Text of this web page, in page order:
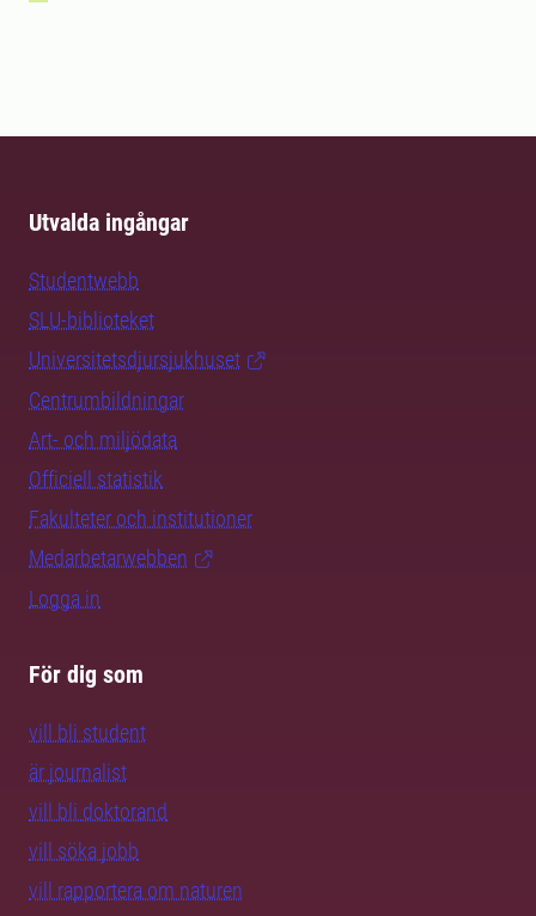
Utvalda ingångar
Studentwebb
SLU-biblioteket
Universitetsdjursjukhuset
Centrumbildningar
Art- och miljödata
Officiell statistik
Fakulteter och institutioner
Medarbetarwebben
Logga in
För dig som
vill bli student
är journalist
vill bli doktorand
vill söka jobb
vill rapportera om naturen